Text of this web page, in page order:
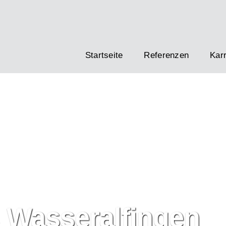
Startseite Referenzen